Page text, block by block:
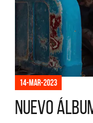
14-mar-2023
Nuevo